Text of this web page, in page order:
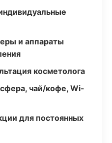
и аппараты
косметолога
чай/кофе, Wi-
для постоянных